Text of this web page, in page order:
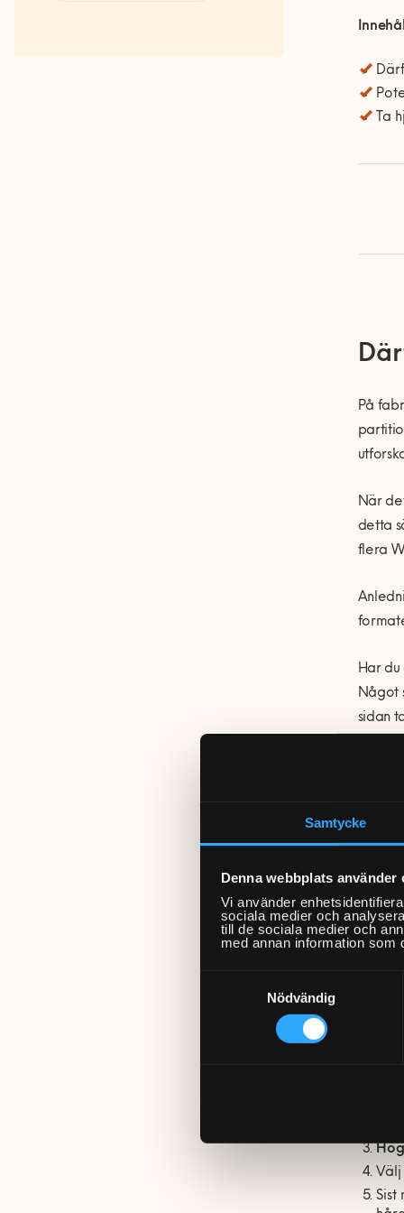
Samtycke
Denna webbplats använder
Vi använder
sociala medier och
till de sociala medier och
med annan information som
Nödvändig
Ta
På
När
detta
flera
Har du
Något
sidan
Om
För
Välj
Sist